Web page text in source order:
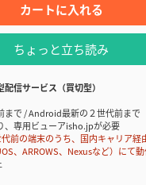
カートに入れる
ちょっと立ち読み
信サービス（買切型）
まで / Android最新の２世代前まで
専用ビューアisho.jpが必要
の端末のうち、国内キャリア経
、ARROWS、Nexusなど）にて